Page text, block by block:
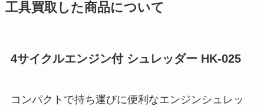
工具買取した商品について
4サイクルエンジン付 シュレッダー HK-025
コンパクトで持ち運びに便利なエンジンシュレッ